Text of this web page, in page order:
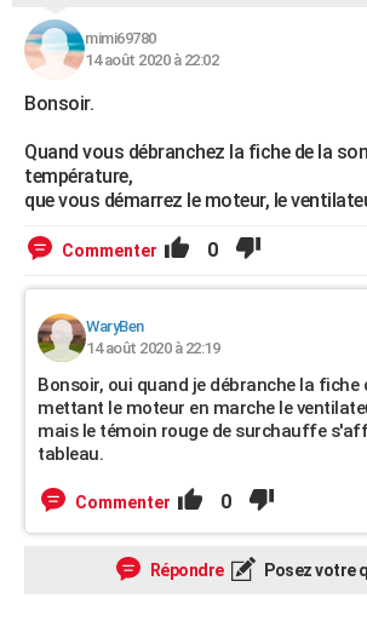
COPAINS D'AVANT
Bricolage
Lifestyle
Culture
Sport
Auto
Television
Voyage
Cinema
mimi69780
14 août 2020 à 22:02
Bonsoir.
Quand vous débranchez la fiche de la
température,
que vous démarrez le moteur, le
Commenter 0
WaryBen
14 août 2020 à 22:19
Bonsoir, oui quand je débranche la fiche
mettant le moteur en marche le
mais le témoin rouge de surchauffe
tableau.
Commenter 0
Répondre Posez votre